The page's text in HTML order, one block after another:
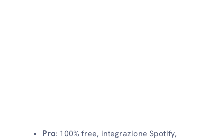
Pro: 100% free, integrazione Spotify,